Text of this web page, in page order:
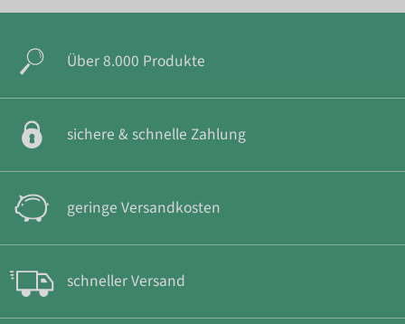
Über 8.000 Produkte
sichere & schnelle Zahlung
geringe Versandkosten
schneller Versand